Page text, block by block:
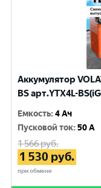
Аккумулятор
BS арт.YTX4L-
Емкость:4 Ач
Пусковой ток:50 A
1 566руб.
1 530 руб.
при обмене